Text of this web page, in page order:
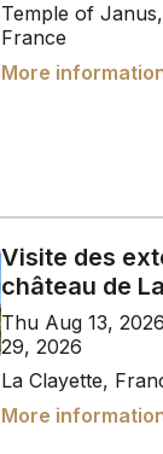
Temple of
France
More
Visite des
château de
Thu Aug 13,
29, 2026
La Clayette,
More